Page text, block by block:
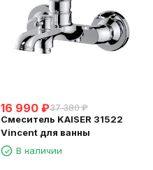
16 990 ₽37 380 ₽
Смеситель KAISER 31522
Vincent для ванны
В наличии